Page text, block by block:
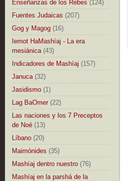
Enseñanzas de los Rebes (124)
Fuentes Judaicas (207)
Gog y Magog (16)
Iemot HaMashíaj - La era
mesiánica (43)
Indicadores de Mashíaj (157)
Januca (32)
Jasidismo (1)
Lag BaOmer (22)
Las naciones y los 7 Preceptos
de Noé (13)
Líbano (20)
Maimónides (35)
Mashíaj dentro nuestro (76)
Mashíaj en la parshá de la